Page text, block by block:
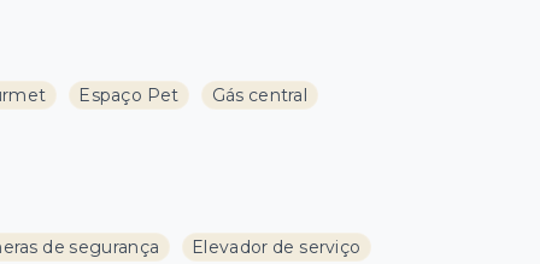
Espaço Pet
Gás central
de segurança
Elevador de serviço